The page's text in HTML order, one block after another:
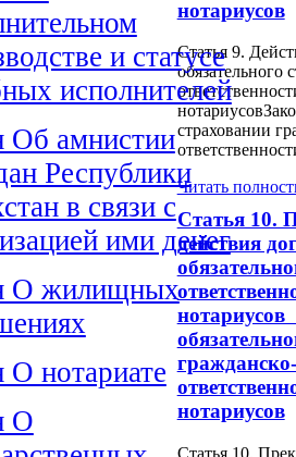
и статусе
исполнителей
Об амнистии
Республики
в связи с
ими денег
О жилищных
О нотариате
О
нотариусов
Статья 9.
обязательного
страховании
Читать
Статья 10.
действия
нотариусов